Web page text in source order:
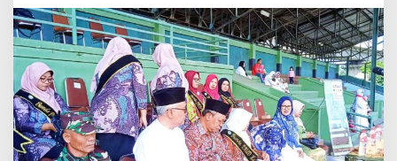
C
i
m
a
h
i
A
p
r
e